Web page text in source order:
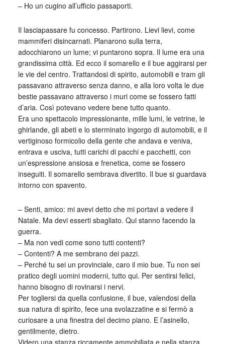
– Ho un cugino all’ufficio passaporti.
Il lasciapassare fu concesso. Partirono. Lievi lievi, come
mammiferi disincarnati. Planarono sulla terra,
adocchiarono un lume; vi puntarono sopra. Il lume era una
grandissima città. Ed ecco il somarello e il bue aggirarsi per
le vie del centro. Trattandosi di spirito, automobili e tram gli
passavano attraverso senza danno, e alla loro volta le due
bestie passavano attraverso i muri come se fossero fatti
d’aria. Così potevano vedere bene tutto quanto.
Era uno spettacolo impressionante, mille lumi, le vetrine, le
ghirlande, gli abeti e lo sterminato ingorgo di automobili, e il
vertiginoso formicolio della gente che andava e veniva,
entrava e usciva, tutti carichi di pacchi e pacchetti, con
un’espressione ansiosa e frenetica, come se fossero
inseguiti. Il somarello sembrava divertito. Il bue si guardava
intorno con spavento.
– Senti, amico: mi avevi detto che mi portavi a vedere il
Natale. Ma devi esserti sbagliato. Qui stanno facendo la
guerra.
– Ma non vedi come sono tutti contenti?
– Contenti? A me sembrano dei pazzi.
– Perché tu sei un provinciale, caro il mio bue. Tu non sei
pratico degli uomini moderni, tutto qui. Per sentirsi felici,
hanno bisogno di rovinarsi i nervi.
Per togliersi da quella confusione, il bue, valendosi della
sua natura di spirito, fece una svolazzatine e si fermò a
curiosare a una finestra del decimo piano. E l’asinello,
gentilmente, dietro.
Videro una stanza riccamente ammobiliata e nella stanza,